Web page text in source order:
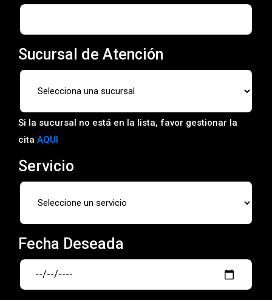
Sucursal de Atención
Si la sucursal no está en la lista, favor gestionar la
cita AQUI
Servicio
Fecha Deseada